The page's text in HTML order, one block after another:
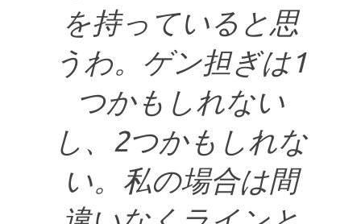
を持っていると思
うわ。ゲン担ぎは1
つかもしれない
し、2つかもしれな
い。私の場合は間